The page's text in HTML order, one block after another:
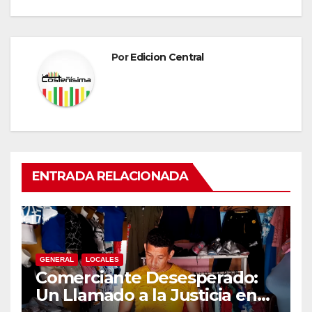
PorEdicion Central
ENTRADA RELACIONADA
GENERAL LOCALES
Comerciante Desesperado:
Un Llamado a la Justicia en